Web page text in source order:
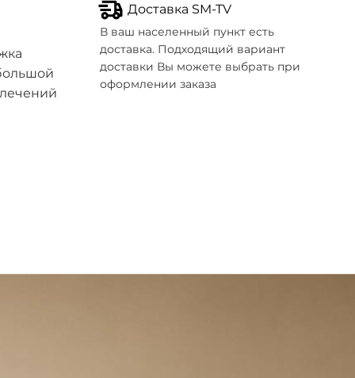
Доставка SM-TV
В ваш населенный пункт есть
доставка. Подходящий вариант
доставки Вы можете выбрать при
оформлении заказа